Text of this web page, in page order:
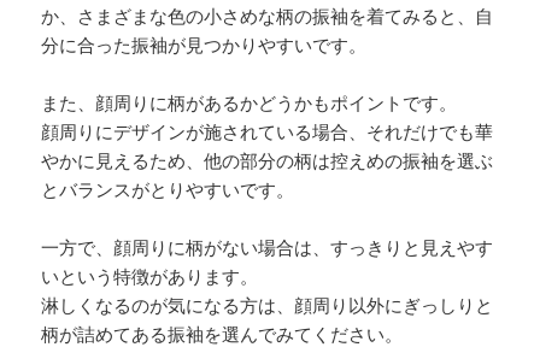
か、さまざまな色の小さめな柄の振袖を着てみると、自
分に合った振袖が見つかりやすいです。
また、顔周りに柄があるかどうかもポイントです。
顔周りにデザインが施されている場合、それだけでも華
やかに見えるため、他の部分の柄は控えめの振袖を選ぶ
とバランスがとりやすいです。
一方で、顔周りに柄がない場合は、すっきりと見えやす
いという特徴があります。
淋しくなるのが気になる方は、顔周り以外にぎっしりと
柄が詰めてある振袖を選んでみてください。